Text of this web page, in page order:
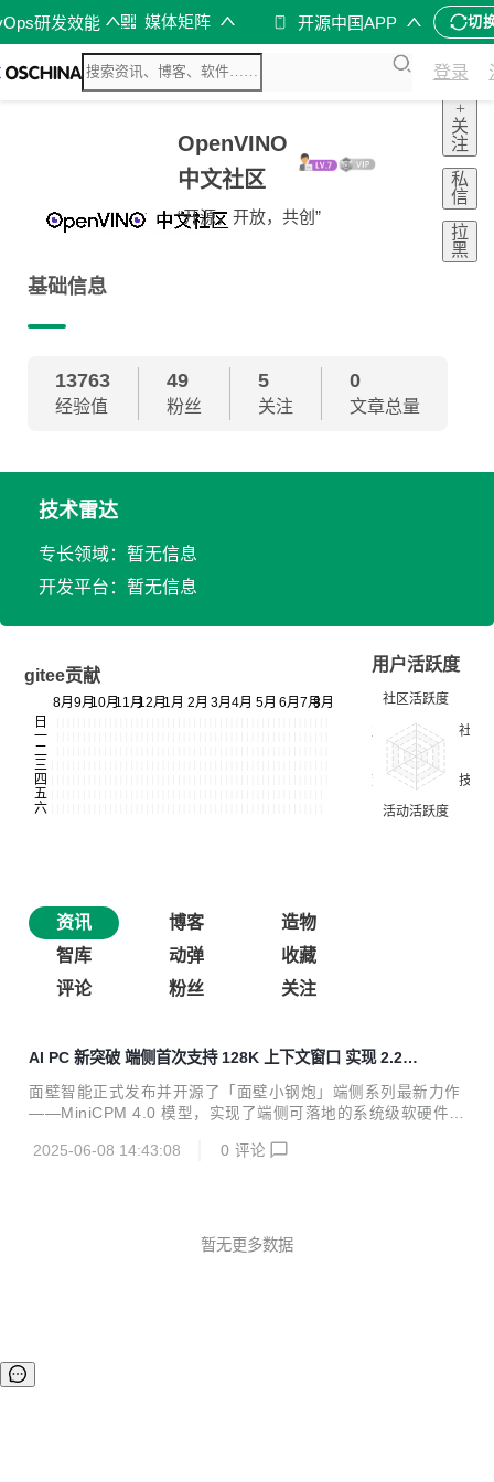
研发效能 媒体矩阵 开源中国APP 切
登录
OpenVINO
中文社区
“开源，开放，共创”
+
关
注
私
信
拉
黑
基础信息
13763
经验值
49
粉丝
5
关注
0
文章总量
技术雷达
专长领域：暂无信息
开发平台：暂无信息
gitee贡献
用户活跃度
资讯 博客
造物
智库
动弹
收藏
评论
粉丝 关注
AI PC 新突破 端侧首次支持 128K 上下文窗口 实现 2.2
倍推理优化
面壁智能正式发布并开源了「面壁小钢炮」端侧系列最新力作
——MiniCPM 4.0 模型，实现了端侧可落地的系统级软硬件稀
作，实现了长短文本多重推理效率的提升，端侧AI PC在Day
e内存增强技术，实现端到端推理效率的2.2倍提升1，携手为
2025-06-08 14:43:08 0 评论
暂无更多数据